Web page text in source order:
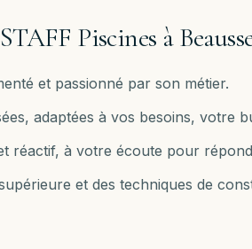
Piscines à
et passionné par son métier.
adaptées à vos besoins, votre
réactif, à votre écoute pour
et des techniques de